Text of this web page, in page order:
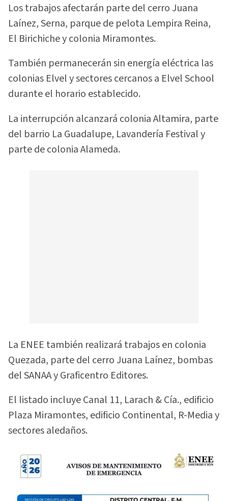
Los trabajos afectarán parte del cerro Juana
Laínez, Serna, parque de pelota Lempira Reina,
El Birichiche y colonia Miramontes.
También permanecerán sin energía eléctrica las
colonias Elvel y sectores cercanos a Elvel School
durante el horario establecido.
La interrupción alcanzará colonia Altamira, parte
del barrio La Guadalupe, Lavandería Festival y
parte de colonia Alameda.
La ENEE también realizará trabajos en colonia
Quezada, parte del cerro Juana Laínez, bombas
del SANAA y Graficentro Editores.
El listado incluye Canal 11, Larach & Cía., edificio
Plaza Miramontes, edificio Continental, R-Media y
sectores aledaños.